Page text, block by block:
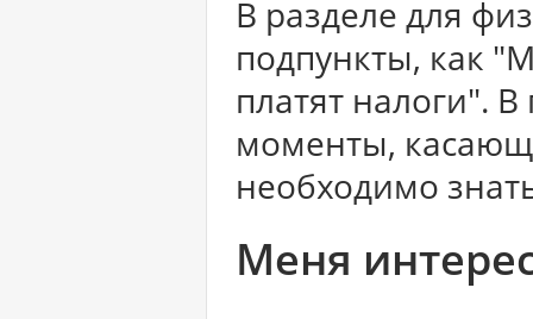
В разделе для
подпункты, как
платят налоги".
моменты,
необходимо
Меня